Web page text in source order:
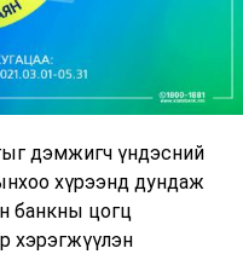
дэмжигч үндэсний
хүрээнд дундаж
банкны цогц
хэрэгжүүлэн